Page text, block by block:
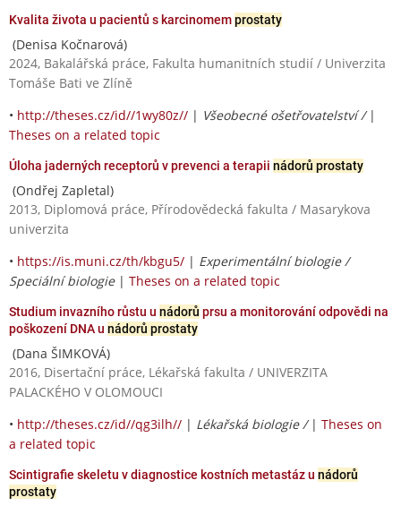
Kvalita života u pacientů s karcinomemprostaty
(Denisa Kočnarová)
2024, Bakalářská práce, Fakulta humanitních studií / Univerzita
Tomáše Bati ve Zlíně
• http://theses.cz/id//1wy80z// | Všeobecné ošetřovatelství / |
Theses on a related topic
Úloha jaderných receptorů v prevenci a terapii nádorů prostaty
(Ondřej Zapletal)
2013, Diplomová práce, Přírodovědecká fakulta / Masarykova
univerzita
• https://is.muni.cz/th/kbgu5/ | Experimentální biologie /
Speciální biologie| Theses on a related topic
Studium invazního růstu u nádorů prsu a monitorování odpovědi na
poškození DNA u nádorů prostaty
(Dana ŠIMKOVÁ)
2016, Disertační práce, Lékařská fakulta / UNIVERZITA
PALACKÉHO V OLOMOUCI
• http://theses.cz/id//qg3ilh// | Lékařská biologie / | Theses on
a related topic
Scintigrafie skeletu v diagnostice kostních metastáz u nádorů
prostaty